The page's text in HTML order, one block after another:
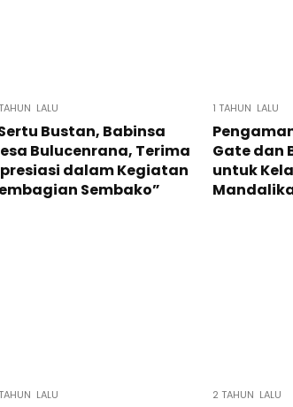
LALU
Bustan, Babinsa
Bulucenrana, Terima
dalam Kegiatan
Sembako”
1 TAHUN LALU
Gate dan
untuk
LALU 2 TAHUN LALU